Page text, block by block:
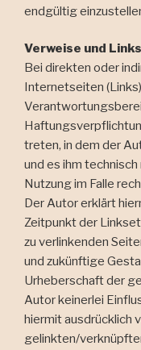
endgültig
Verweise und Links
Bei direkten oder
Internetseiten
treten, in dem der
und es ihm
Nutzung im Falle
Der Autor erklärt
Zeitpunkt der
zu verlinkenden
und zukünftige
Urheberschaft der
Autor keinerlei
hiermit ausdrücklich
gelinkten/